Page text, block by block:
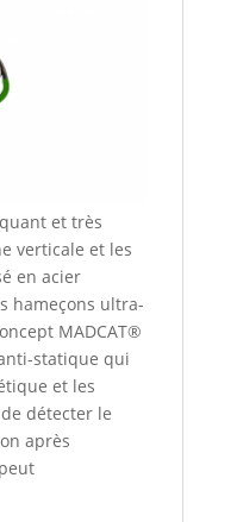
et très
verticale et les
en acier
hameçons ultra-
MADCAT®
statique qui
et les
détecter le
après